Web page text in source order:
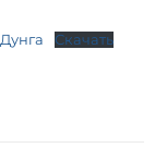
Скачать